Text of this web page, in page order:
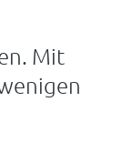
Mit